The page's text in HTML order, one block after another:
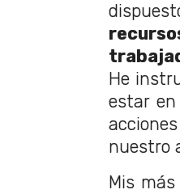
He
estar
nuestro
Mis